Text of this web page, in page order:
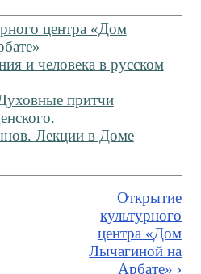
центра «Дом
и человека в русском
притчи
Лекции в Доме
Открытие
культурного
центра «Дом
Лычагиной на
Арбате» ›